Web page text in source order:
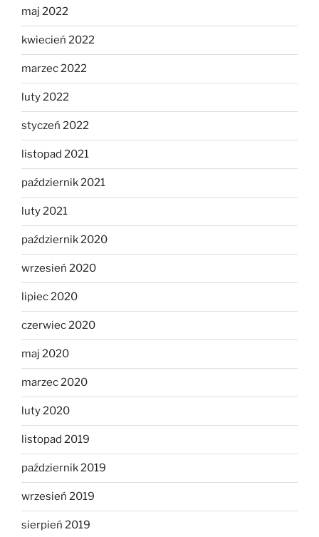
maj 2022
kwiecień 2022
marzec 2022
luty 2022
styczeń 2022
listopad 2021
październik 2021
luty 2021
październik 2020
wrzesień 2020
lipiec 2020
czerwiec 2020
maj 2020
marzec 2020
luty 2020
listopad 2019
październik 2019
wrzesień 2019
sierpień 2019